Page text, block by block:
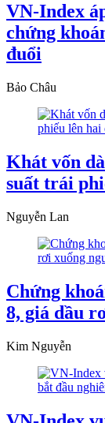
VN-Index
chứng
đuổi
Bảo Châu
Khát vốn
suất trái
Nguyễn Lan
Chứng
8, giá dầu
Kim Nguyễn